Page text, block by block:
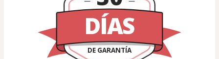
DÍAS
DE GARANTÍA